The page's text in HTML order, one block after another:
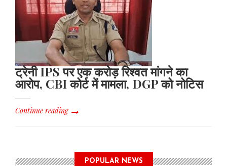
ट्रेनी IPS पर एक करोड़ रिश्वत मांगने का
आरोप, CBI कोर्ट में मामला, DGP को नोटिस
Continue reading
POPULAR NEWS